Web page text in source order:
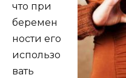
что при
беремен
ности его
использо
вать